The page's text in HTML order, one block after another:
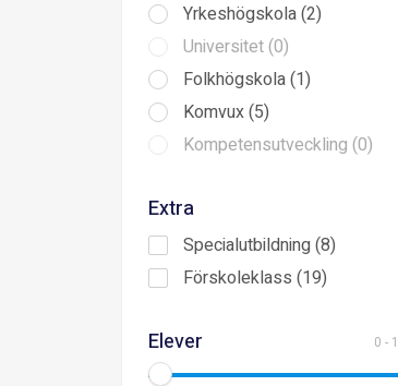
Yrkeshögskola (2)
Universitet (0)
Folkhögskola (1)
Komvux (5)
Kompetensutveckling (0)
Extra
Specialutbildning (8)
Förskoleklass (19)
Elever 0 -